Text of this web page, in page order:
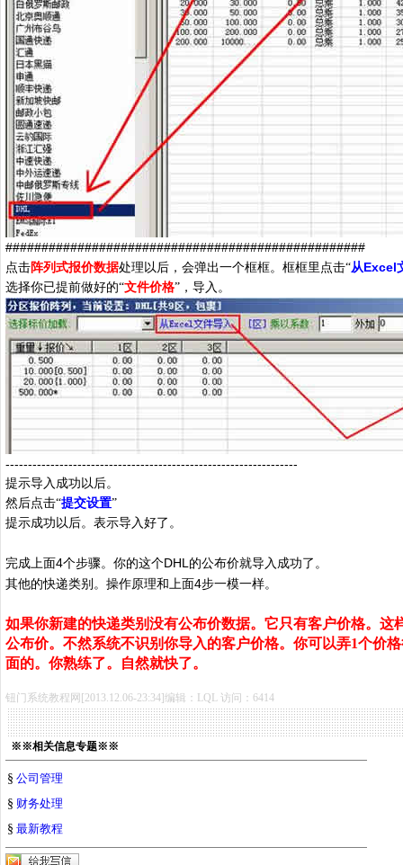
##################################################
点击阵列式报价数据处理以后，会弹出一个框框。框框里点击“从Excel
选择你已提前做好的“文件价格”，导入。
-----------------------------------------------------------------
提示导入成功以后。
然后点击“提交设置”
提示成功以后。表示导入好了。
完成上面4个步骤。你的这个DHL 的公布价就导入成功了。
其他的快递类别。操作原理和上面4步一模一样。
如果你新建的快递类别没有公布价数据。它只有客户价格。这
公布价。不然系统不识别你导入的客户价格。你可以弄1个价
面的。你熟练了。自然就快了。
钮门系统教程网[2013.12.06-23:34]编辑：LQL 访问：6414
※※相关信息专题※※
§ 公司管理
§ 财务处理
§ 最新教程